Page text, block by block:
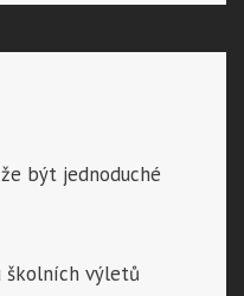
být jednoduché
školních výletů